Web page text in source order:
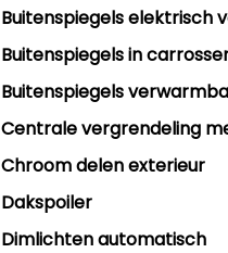
Buitenspiegels elektrisch
Buitenspiegels in
Buitenspiegels
Centrale vergrendeling
Chroom delen exterieur
Dakspoiler
Dimlichten automatisch